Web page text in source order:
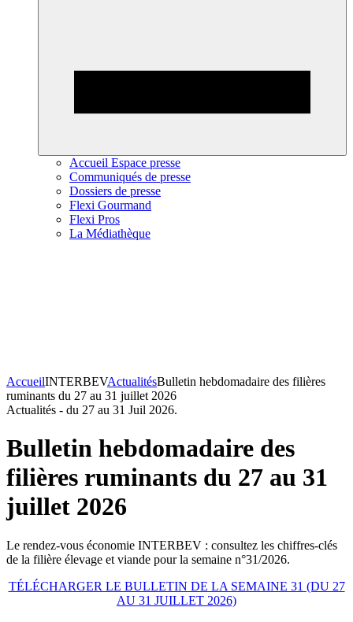
Accueil Espace presse
Communiqués de presse
Dossiers de presse
Flexi Gourmand
Flexi Pros
La Médiathèque
AccueilINTERBEVActualitésBulletin hebdomadaire des filières
ruminants du 27 au 31 juillet 2026
Actualités - du 27 au 31 Juil 2026.
Bulletin hebdomadaire des
filières ruminants du 27 au 31
juillet 2026
Le rendez-vous économie INTERBEV : consultez les chiffres-clés
de la filière élevage et viande pour la semaine n°31/2026.
TÉLÉCHARGER LE BULLETIN DE LA SEMAINE 31 (DU 27
AU 31 JUILLET 2026)